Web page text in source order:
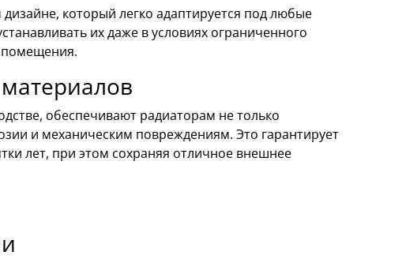
который легко адаптируется под любые
их даже в условиях ограниченного
помещения.
обеспечивают радиаторам не только
и механическим повреждениям. Это гарантирует
лет, при этом сохраняя отличное внешнее